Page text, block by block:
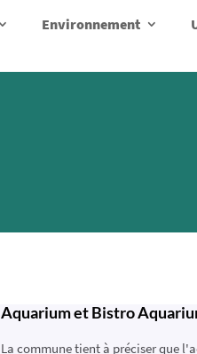
Environnement
Aquarium et Bistro
La commune tient à préciser que